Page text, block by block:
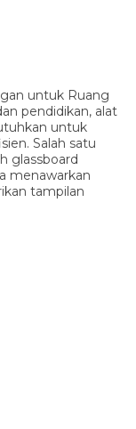
untuk Ruang
pendidikan, alat
untuk
Salah satu
glassboard
menawarkan
tampilan